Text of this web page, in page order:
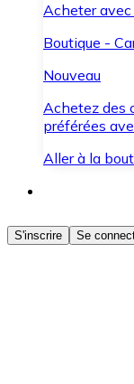
Acheter avec
Boutique -
Nouveau
Achetez des
préférées
Aller à la
Acheter des
Achetez les
S'inscrire Se